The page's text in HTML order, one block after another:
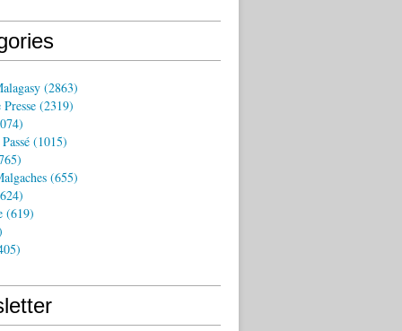
(2863)
(2319)
(1015)
(655)
(619)